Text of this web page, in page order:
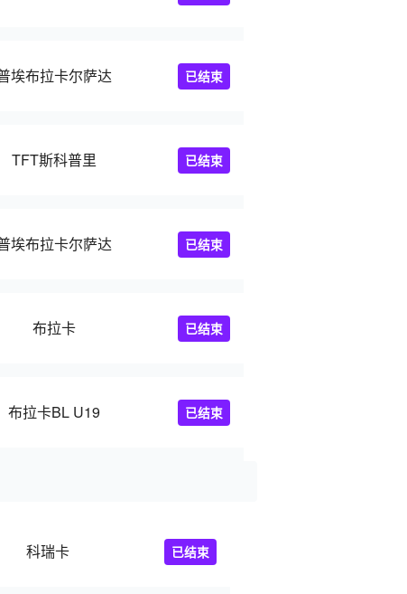
埃布拉卡尔萨达 已结束
TFT斯科普里 已结束
埃布拉卡尔萨达 已结束
布拉卡 已结束
布拉卡BL U19 已结束
科瑞卡 已结束